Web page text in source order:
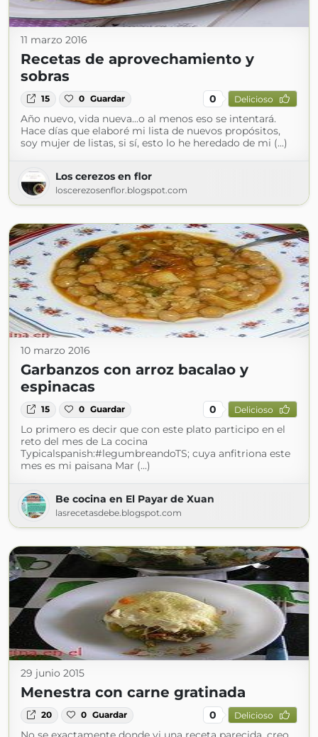
11 marzo 2016
Recetas de aprovechamiento y
sobras
15 0 Guardar 0 Delicioso
Año nuevo, vida nueva...o al menos eso se intentará.
Hace días que elaboré mi lista de nuevos propósitos,
soy mujer de listas, si sí, esto lo he heredado de mi (...)
Los cerezos en flor
loscerezosenflor.blogspot.com
10 marzo 2016
Garbanzos con arroz bacalao y
espinacas
15 0 Guardar 0 Delicioso
Lo primero es decir que con este plato participo en el
reto del mes de La cocina
Typicalspanish:‪#‎legumbreandoTS; cuya anfitriona este
mes es mi paisana Mar (...)
Be cocina en El Payar de Xuan
lasrecetasdebe.blogspot.com
29 junio 2015
Menestra con carne gratinada
20 0 Guardar 0 Delicioso